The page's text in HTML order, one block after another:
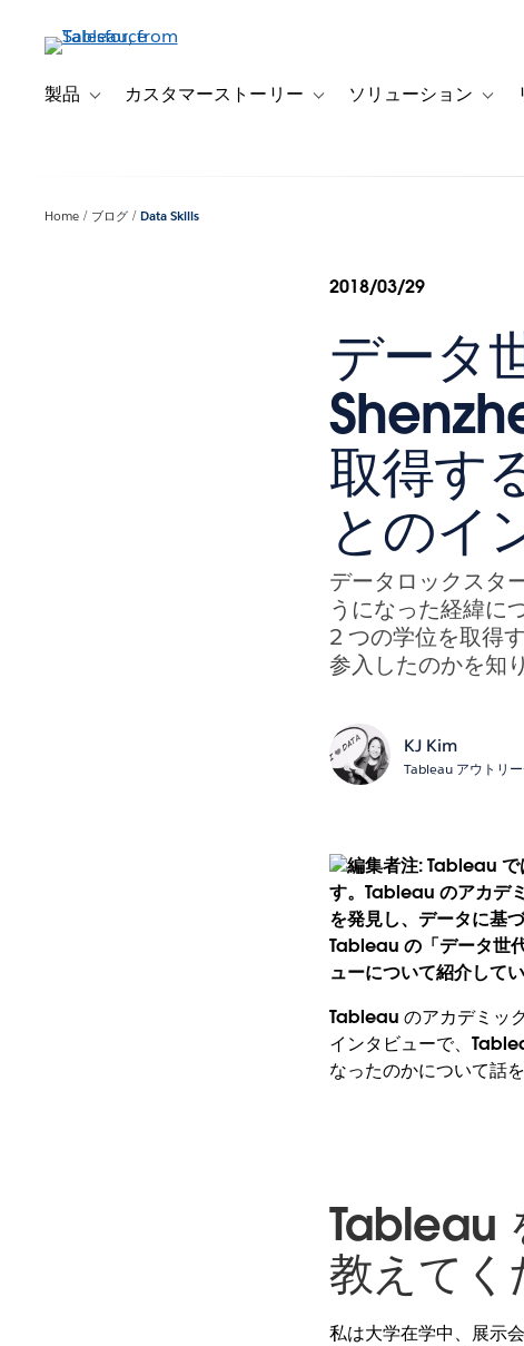
製品 Toggle sub-navigation for 製品
カスタマーストーリー Toggle sub-navigation for カス
ソリューション
Home ブログ Data Skills
2018/03/29
データ
取得す
とのイ
データロックスタ
うになった経緯に
2 つの学位を取得
参入したのかを知
KJ Kim
Tableau アウトリ
編集者注: Tableau で
す。Tableau のアカデ
を発見し、データに基
Tableau の「データ世
ューについて紹介してい
Tableau のアカデミッ
インタビューで、
なったのかについて話
Tableau
教えてく
私は大学在学中、展示